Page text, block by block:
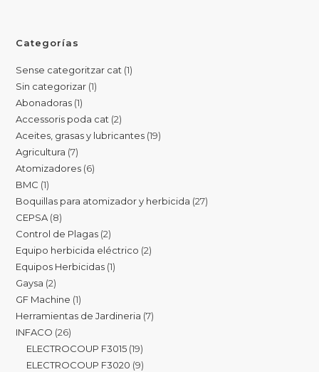
Categorías
Sense categoritzar cat 1
Sin categorizar 1
Abonadoras 1
Accessoris poda cat 2
Aceites, grasas y lubricantes 19
Agricultura 7
Atomizadores 6
BMC 1
Boquillas para atomizador y herbicida 27
CEPSA 8
Control de Plagas 2
Equipo herbicida eléctrico 2
Equipos Herbicidas 1
Gaysa 2
GF Machine 1
Herramientas de Jardineria 7
INFACO 26
ELECTROCOUP F3015 19
ELECTROCOUP F3020 9